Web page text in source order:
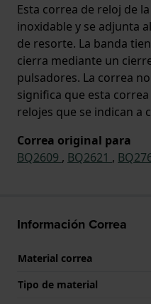
Esta correa de reloj de
inoxidable y se adjunta
de resorte. La banda
cierra mediante un
pulsadores. La correa
significa que esta
relojes que se indican a
Correa original para
BQ2609 , BQ2621 ,
Información Correa
Material correa
Tipo de material